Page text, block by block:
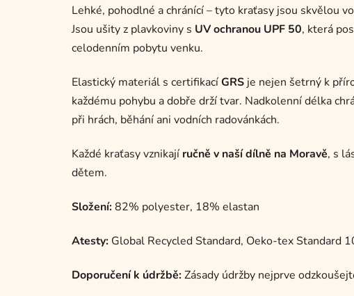
Lehké, pohodlné a chránící – tyto kraťasy jsou skvělou
Jsou ušity z plavkoviny s UV ochranou UPF 50, která
celodenním pobytu venku.
Elastický materiál s certifikacíGRS je nejen šetrný k
každému pohybu a dobře drží tvar. Nadkolenní délka
při hrách, běhání ani vodních radovánkách.
Každé kraťasy vznikají ručně v naší dílně na Moravě, s
dětem.
Složení:82% polyester, 18% elastan
Atesty: Global Recycled Standard, Oeko-tex Standard
Doporučení k údržbě:Zásady údržby nejprve